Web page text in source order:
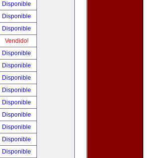
Disponible
Disponible
Disponible
Vendido!
Disponible
Disponible
Disponible
Disponible
Disponible
Disponible
Disponible
Disponible
Disponible